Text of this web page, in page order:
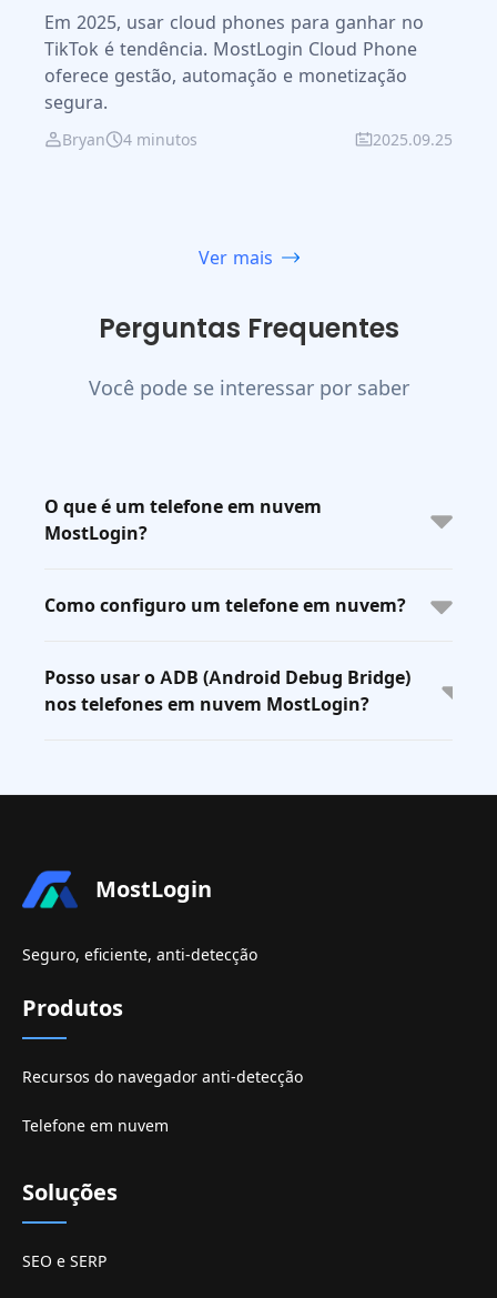
Em 2025, usar cloud phones para ganhar no
TikTok é tendência. MostLogin Cloud Phone
oferece gestão, automação e monetização
segura.
Bryan 4 minutos 2025.09.25
Ver mais
Perguntas Frequentes
Você pode se interessar por saber
O que é um telefone em nuvem
MostLogin?
Como configuro um telefone em nuvem?
Posso usar o ADB (Android Debug Bridge)
nos telefones em nuvem MostLogin?
MostLogin
Seguro, eficiente, anti-detecção
Produtos
Recursos do navegador anti-detecção
Telefone em nuvem
Soluções
SEO e SERP